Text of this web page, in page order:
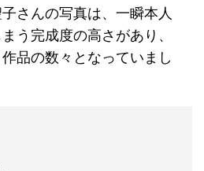
さんの写真は、一瞬本人
う完成度の高さがあり、
品の数々となっていまし